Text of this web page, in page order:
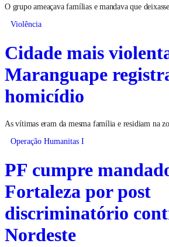
O grupo ameaçava famílias e mandava que
Violência
Cidade mais
Maranguape
homicídio
As vítimas eram da mesma família e residiam na
Operação Humanitas I
PF cumpre
Fortaleza por post
discriminatório
Nordeste